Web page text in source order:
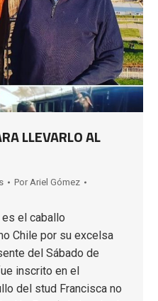
LLEVARLO AL
Por Ariel Gómez
el caballo
Chile por su excelsa
del Sábado de
inscrito en el
del stud Francisca no